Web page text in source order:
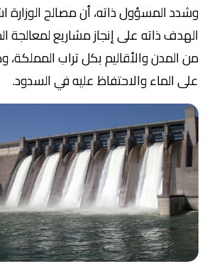
وشدد المسؤول ذاته، أن مصالح
الهدف ذاته على إنجاز مشاريع لمعالجة
من المدن والأقاليم بكل تراب المملكة،
على الماء والاحتفاظ عليه في السدود.